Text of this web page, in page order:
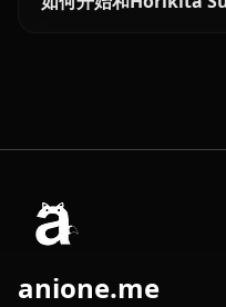
anione.me